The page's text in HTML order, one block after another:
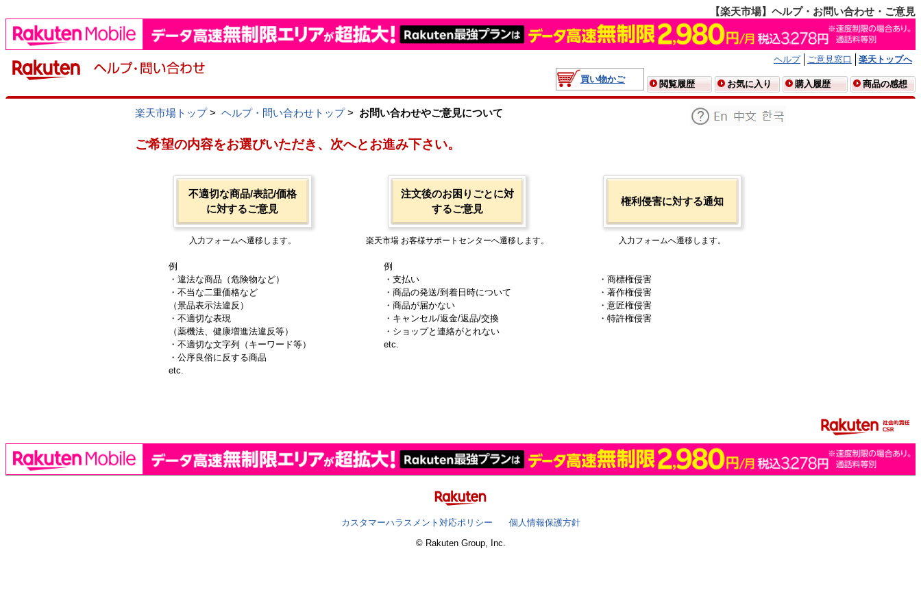
【楽天市場】ヘルプ・お問い合わせ・ご意見
ヘルプ ご意見窓口
楽天トップへ
買い物かご
閲覧履歴 お気に入り 購入履歴 商品の感想
楽天市場トップ> ヘルプ・問い合わせトップ> お問い合わせやご意見について
ご希望の内容をお選びいただき、次へとお進み下さい。
不適切な商品/表記/価格
に対するご意見
入力フォームへ遷移します。
例
・違法な商品（危険物など）
・不当な二重価格など
（景品表示法違反）
・不適切な表現
（薬機法、健康増進法違反等）
・不適切な文字列（キーワード等）
・公序良俗に反する商品
etc.
注文後のお困りごとに対
するご意見
楽天市場 お客様サポートセンターへ遷移します。
例
・支払い
・商品の発送/到着日時について
・商品が届かない
・キャンセル/返金/返品/交換
・ショップと連絡がとれない
etc.
権利侵害に対する通知
入力フォームへ遷移します。
・商標権侵害
・著作権侵害
・意匠権侵害
・特許権侵害
カスタマーハラスメント対応ポリシー
個人情報保護方針
© Rakuten Group, Inc.